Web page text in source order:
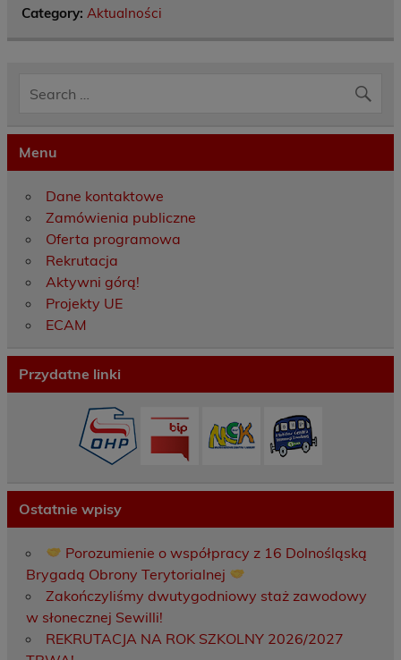
Category: Aktualności
Menu
Dane kontaktowe
Zamówienia publiczne
Oferta programowa
Rekrutacja
Aktywni górą!
Projekty UE
ECAM
Przydatne linki
Ostatnie wpisy
Porozumienie o współpracy z 16 Dolnośląską
Brygadą Obrony Terytorialnej
Zakończyliśmy dwutygodniowy staż zawodowy
w słonecznej Sewilli!
REKRUTACJA NA ROK SZKOLNY 2026/2027